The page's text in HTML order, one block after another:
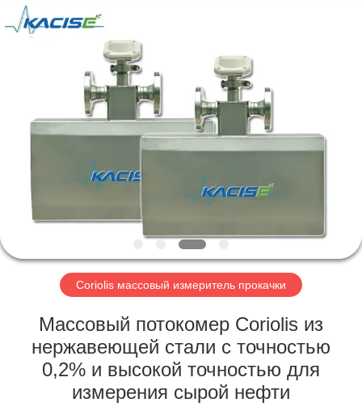
ПРОДУКТЫ
РОЛИКИ
О
НАС
ПУТЕШЕСТВИЕ
ФАБРИКИ
ПРОВЕРКА
Kacise
Optronics
Co.,Ltd..
Coriolis массовый измеритель прокачки
Массовый потокомер Coriolis из
нержавеющей стали с точностью
0,2% и высокой точностью для
измерения сырой нефти